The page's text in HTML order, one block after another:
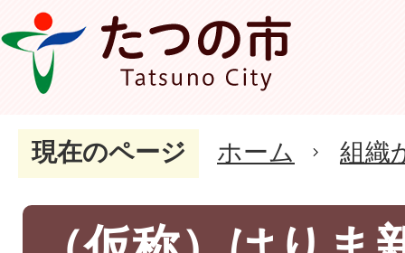
現在のページ ホーム 組織